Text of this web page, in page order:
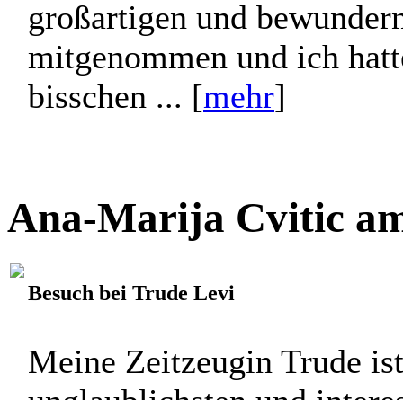
Um ganz ehrlich zu sein,
gestern den ganzen Tag
erwähnt hat mich das
bisschen ... [mehr]
Ana-Marija Cvitic